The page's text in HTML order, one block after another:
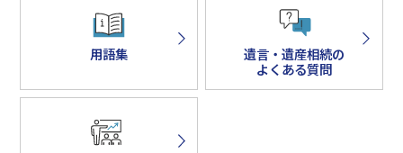
用語集
遺言・遺産相続の
よくある質問